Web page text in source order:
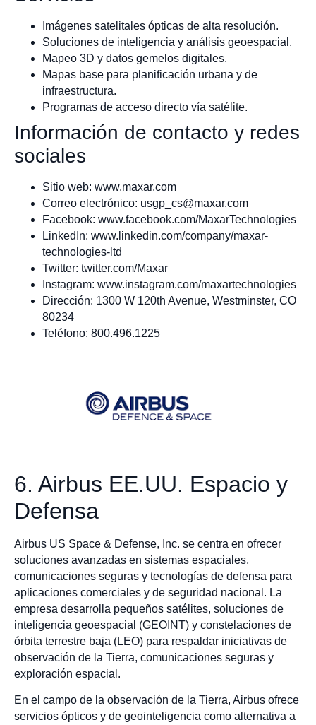
Imágenes satelitales ópticas de alta resolución.
Soluciones de inteligencia y análisis geoespacial.
Mapeo 3D y datos gemelos digitales.
Mapas base para planificación urbana y de
infraestructura.
Programas de acceso directo vía satélite.
Información de contacto y redes
sociales
Sitio web: www.maxar.com
Correo electrónico: usgp_cs@maxar.com
Facebook: www.facebook.com/MaxarTechnologies
LinkedIn: www.linkedin.com/company/maxar-
technologies-ltd
Twitter: twitter.com/Maxar
Instagram: www.instagram.com/maxartechnologies
Dirección: 1300 W 120th Avenue, Westminster, CO
80234
Teléfono: 800.496.1225
6. Airbus EE.UU. Espacio y
Defensa
Airbus US Space & Defense, Inc. se centra en ofrecer
soluciones avanzadas en sistemas espaciales,
comunicaciones seguras y tecnologías de defensa para
aplicaciones comerciales y de seguridad nacional. La
empresa desarrolla pequeños satélites, soluciones de
inteligencia geoespacial (GEOINT) y constelaciones de
órbita terrestre baja (LEO) para respaldar iniciativas de
observación de la Tierra, comunicaciones seguras y
exploración espacial.
En el campo de la observación de la Tierra, Airbus ofrece
servicios ópticos y de geointeligencia como alternativa a